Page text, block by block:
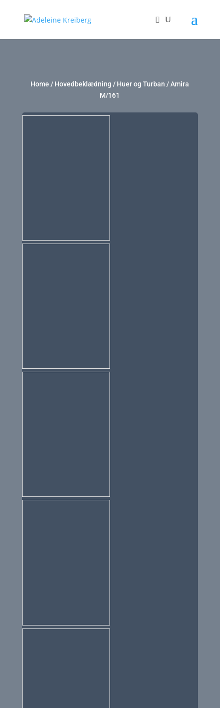
Home / Hovedbeklædning / Huer og Turban / Amira
M/161